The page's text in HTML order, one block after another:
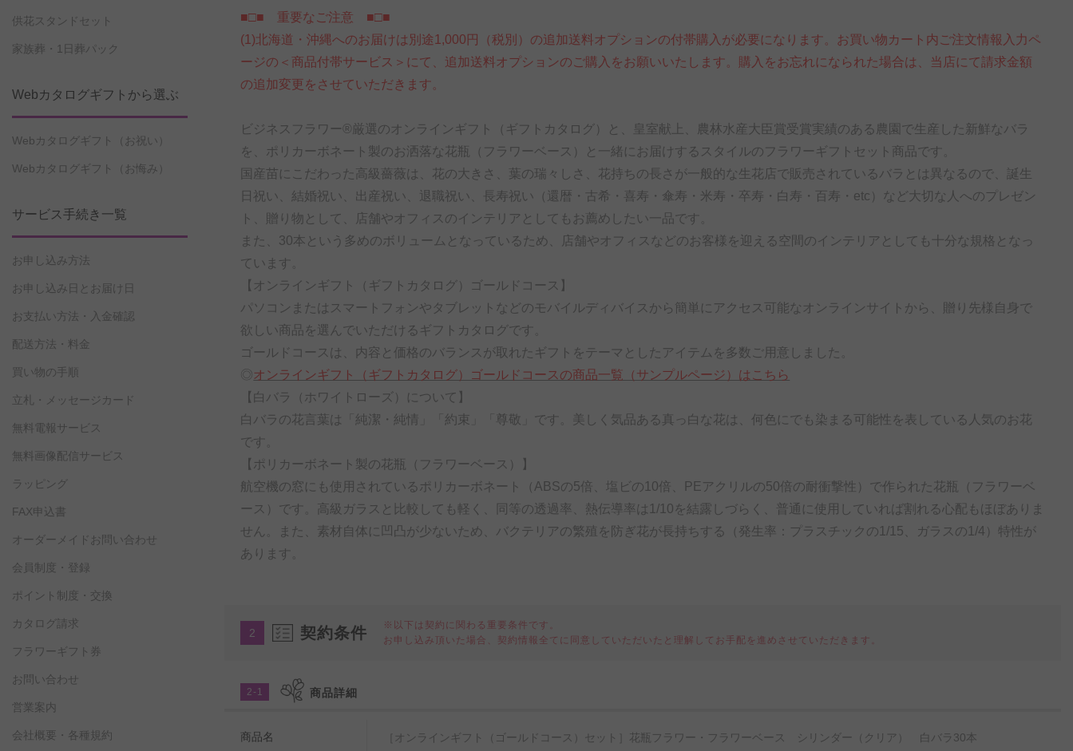
■□■ 重要なご注意 ■□■
(1)北海道・沖縄へのお届けは別途1,000円（税別）の追加送料オプションの付帯購入が必要になります。お買い物カート内ご注文情報入力ペ
ージの＜商品付帯サービス＞にて、追加送料オプションのご購入をお願いいたします。購入をお忘れになられた場合は、当店にて請求金額
の追加変更をさせていただきます。
ビジネスフラワー®厳選のオンラインギフト（ギフトカタログ）と、皇室献上、農林水産大臣賞受賞実績のある農園で生産した新鮮なバラ
を、ポリカーボネート製のお洒落な花瓶（フラワーベース）と一緒にお届けするスタイルのフラワーギフトセット商品です。
国産苗にこだわった高級薔薇は、花の大きさ、葉の瑞々しさ、花持ちの長さが一般的な生花店で販売されているバラとは異なるので、誕生
日祝い、結婚祝い、出産祝い、退職祝い、長寿祝い（還暦・古希・喜寿・傘寿・米寿・卒寿・白寿・百寿・etc）など大切な人へのプレゼン
ト、贈り物として、店舗やオフィスのインテリアとしてもお薦めしたい一品です。
また、30本という多めのボリュームとなっているため、店舗やオフィスなどのお客様を迎える空間のインテリアとしても十分な規格となっ
ています。
【オンラインギフト（ギフトカタログ）ゴールドコース】
パソコンまたはスマートフォンやタブレットなどのモバイルディバイスから簡単にアクセス可能なオンラインサイトから、贈り先様自身で
欲しい商品を選んでいただけるギフトカタログです。
ゴールドコースは、内容と価格のバランスが取れたギフトをテーマとしたアイテムを多数ご用意しました。
オンラインギフト（ギフトカタログ）ゴールドコースの商品一覧（サンプルページ）はこちら
【白バラ（ホワイトローズ）について】
白バラの花言葉は「純潔・純情」「約束」「尊敬」です。美しく気品ある真っ白な花は、何色にでも染まる可能性を表している人気のお花
です。
【ポリカーボネート製の花瓶（フラワーベース）】
航空機の窓にも使用されているポリカーボネート（ABSの5倍、塩ビの10倍、PEアクリルの50倍の耐衝撃性）で作られた花瓶（フラワーベ
ース）です。高級ガラスと比較しても軽く、同等の透過率、熱伝導率は1/10を結露しづらく、普通に使用していれば割れる心配もほぼありま
せん。また、素材自体に凹凸が少ないため、バクテリアの繁殖を防ぎ花が長持ちする（発生率：プラスチックの1/15、ガラスの1/4）特性が
あります。
2 契約条件
※以下は契約に関わる重要条件です。
お申し込み頂いた場合、契約情報全てに同意していただいたと理解してお手配を進めさせていただきます。
2-1 商品詳細
商品名 ［オンラインギフト（ゴールドコース）セット］花瓶フラワー・フラワーベース シリンダー（クリア） 白バラ30本
供花スタンドセット
家族葬・1日葬パック
Webカタログギフトから選ぶ
Webカタログギフト（お祝い）
Webカタログギフト（お悔み）
サービス手続き一覧
お申し込み方法
お申し込み日とお届け日
お支払い方法・入金確認
配送方法・料金
買い物の手順
立札・メッセージカード
無料電報サービス
無料画像配信サービス
ラッピング
FAX申込書
オーダーメイドお問い合わせ
会員制度・登録
ポイント制度・交換
カタログ請求
フラワーギフト券
お問い合わせ
営業案内
会社概要・各種規約